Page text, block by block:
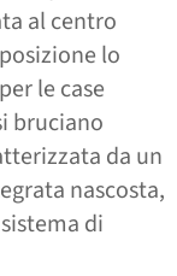
al centro
lo
le case
bruciano
da un
nascosta,
di